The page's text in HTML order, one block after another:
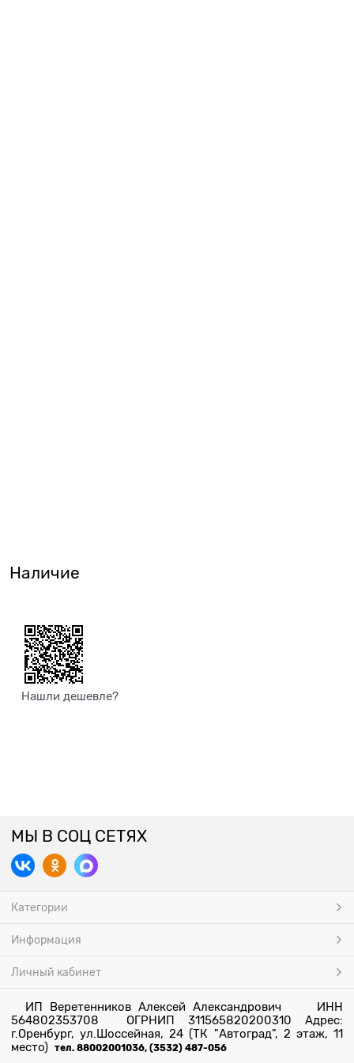
Наличие
Нашли дешевле?
МЫ В СОЦ СЕТЯХ
Категории
Информация
Личный кабинет
ИП Веретенников Алексей Александрович ИНН
564802353708 ОГРНИП 311565820200310 Адрес:
г.Оренбург, ул.Шоссейная, 24 (ТК "Автоград", 2 этаж, 11
место) тел. 88002001036, (3532) 487-056